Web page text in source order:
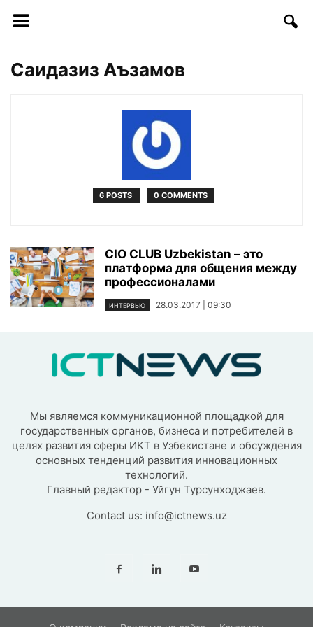
Саидазиз Аъзамов
6 POSTS 0 COMMENTS
CIO CLUB Uzbekistan – это
платформа для общения между
профессионалами
ИНТЕРВЬЮ 28.03.2017 | 09:30
Мы являемся коммуникационной площадкой для
государственных органов, бизнеса и потребителей в
целях развития сферы ИКТ в Узбекистане и обсуждения
основных тенденций развития инновационных
технологий.
Главный редактор - Уйгун Турсунходжаев.
Contact us: info@ictnews.uz